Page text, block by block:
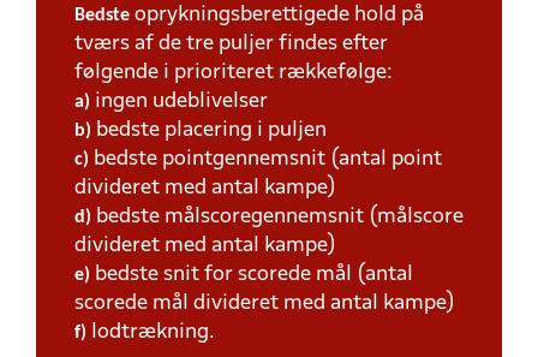
Bedste oprykningsberettigede hold på
tværs af de tre puljer findes efter
følgende i prioriteret rækkefølge:
a) ingen udeblivelser
b) bedste placering i puljen
c) bedste pointgennemsnit (antal point
divideret med antal kampe)
d) bedste målscoregennemsnit (målscore
divideret med antal kampe)
e) bedste snit for scorede mål (antal
scorede mål divideret med antal kampe)
f) lodtrækning.